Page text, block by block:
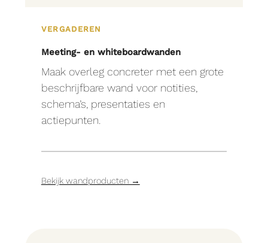
VERGADEREN
Meeting- en whiteboardwanden
Maak overleg concreter met een grote
beschrijfbare wand voor notities,
schema’s, presentaties en
actiepunten.
Bekijk wandproducten →